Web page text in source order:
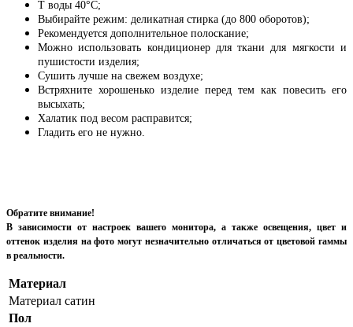
Т воды 40°С;
Выбирайте режим: деликатная стирка (до 800 оборотов);
Рекомендуется дополнительное полоскание;
Можно использовать кондиционер для ткани для мягкости и
пушистости изделия;
Сушить лучше на свежем воздухе;
Встряхните хорошенько изделие перед тем как повесить его
высыхать;
Халатик под весом расправится;
Гладить его не нужно.
Обратите внимание!
В зависимости от настроек вашего монитора, а также освещения, цвет и
оттенок изделия на фото могут незначительно отличаться от цветовой гаммы
в реальности.
Материал
Материал сатин
Пол